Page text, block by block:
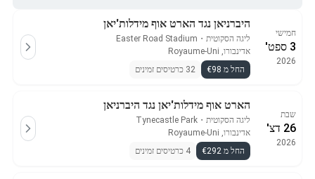
חמישי
3 ספט'
2026
היברניאן נגד הארט אוף מידלות'יאן
ליגה הסקוטית ・
Easter Road Stadium
אדינבורו, Royaume-Uni
החל מ €98
32 כרטיסים זמינים
שבת
26 דצ'
2026
הארט אוף מידלות'יאן נגד היברניאן
ליגה הסקוטית ・
Tynecastle Park
אדינבורו, Royaume-Uni
החל מ €292
4 כרטיסים זמינים